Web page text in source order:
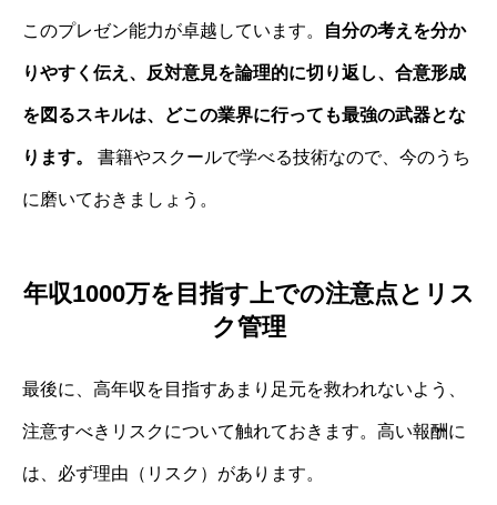
このプレゼン能力が卓越しています。 自分の考えを分か
りやすく伝え、反対意見を論理的に切り返し、合意形成
を図るスキルは、どこの業界に行っても最強の武器とな
ります。 書籍やスクールで学べる技術なので、今のうち
に磨いておきましょう。
年収1000万を目指す上での注意点とリス
ク管理
最後に、高年収を目指すあまり足元を救われないよう、
注意すべきリスクについて触れておきます。高い報酬に
は、必ず理由（リスク）があります。